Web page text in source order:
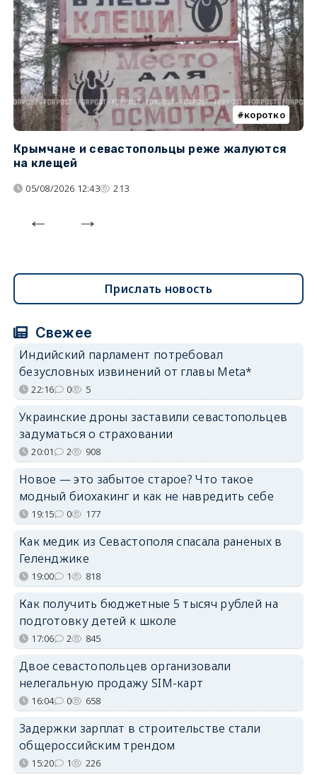
коротко
Крымчане и севастопольцы реже жалуются
на клещей
05/08/2026 12:43 213
Прислать новость
Свежее
Индийский парламент потребовал
безусловных извинений от главы Meta*
22:16 0 5
Украинские дроны заставили севастопольцев
задуматься о страховании
20:01 2 908
Новое — это забытое старое? Что такое
модный биохакинг и как не навредить себе
19:15 0 177
Как медик из Севастополя спасала раненых в
Геленджике
19:00 1 818
Как получить бюджетные 5 тысяч рублей на
подготовку детей к школе
17:06 2 845
Двое севастопольцев организовали
нелегальную продажу SIM-карт
16:04 0 658
Задержки зарплат в строительстве стали
общероссийским трендом
15:20 1 226